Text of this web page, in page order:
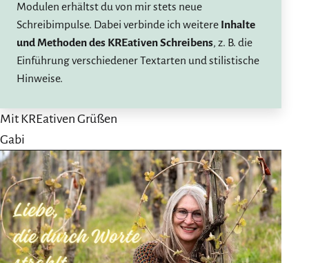
Modulen erhältst du von mir stets neue
Schreibimpulse. Dabei verbinde ich weitere Inhalte
und Methoden des KREativen Schreibens, z. B. die
Einführung verschiedener Textarten und stilistische
Hinweise.
Mit KREativen Grüßen
Gabi